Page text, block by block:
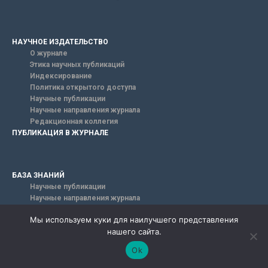
НАУЧНОЕ ИЗДАТЕЛЬСТВО
О журнале
Этика научных публикаций
Индексирование
Политика открытого доступа
Научные публикации
Научные направления журнала
Редакционная коллегия
ПУБЛИКАЦИЯ В ЖУРНАЛЕ
БАЗА ЗНАНИЙ
Научные публикации
Научные направления журнала
Всероссийские научные публикации
Мы используем куки для наилучшего представления
нашего сайта.
Ok